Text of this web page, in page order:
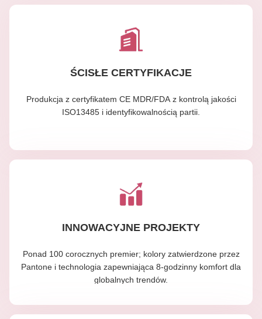
ŚCISŁE CERTYFIKACJE
Produkcja z certyfikatem CE MDR/FDA z kontrolą jakości
ISO13485 i identyfikowalnością partii.
INNOWACYJNE PROJEKTY
Ponad 100 corocznych premier; kolory zatwierdzone przez
Pantone i technologia zapewniająca 8-godzinny komfort dla
globalnych trendów.